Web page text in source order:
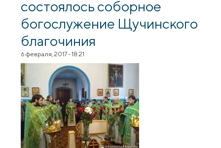
состоялось соборное
богослужение Щучинского
благочиния
6 февраля, 2017 - 18:21